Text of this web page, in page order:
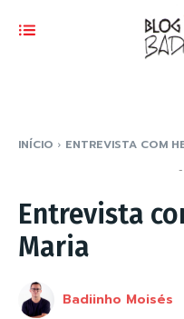
INÍCIO ENTREVISTA COM
-
Entrevista
Maria
Badiinho Moisés